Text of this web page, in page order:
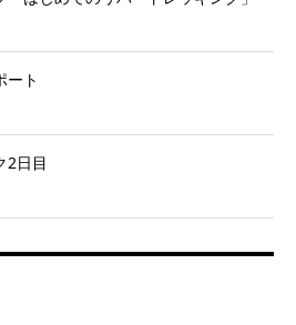
ート
2日目